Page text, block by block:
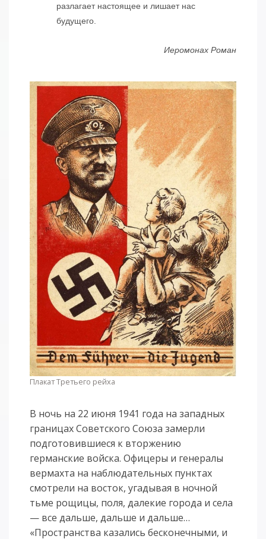
разлагает настоящее и лишает нас
будущего.
Иеромонах Роман
Плакат Третьего рейха
В ночь на 22 июня 1941 года на западных
границах Советского Союза замерли
подготовившиеся к вторжению
германские войска. Офицеры и генералы
вермахта на наблюдательных пунктах
смотрели на восток, угадывая в ночной
тьме рощицы, поля, далекие города и села
— все дальше, дальше и дальше…
«Пространства казались бесконечными, и